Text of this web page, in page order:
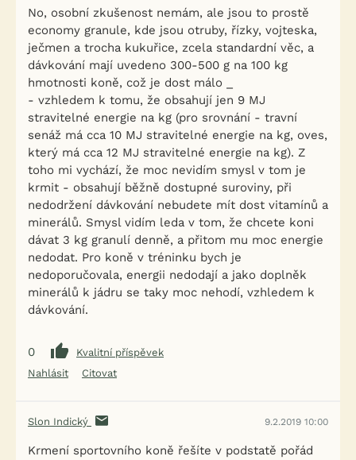
No, osobní zkušenost nemám, ale jsou to prostě
economy granule, kde jsou otruby, řízky, vojteska,
ječmen a trocha kukuřice, zcela standardní věc, a
dávkování mají uvedeno 300-500 g na 100 kg
hmotnosti koně, což je dost málo _
- vzhledem k tomu, že obsahují jen 9 MJ
stravitelné energie na kg (pro srovnání - travní
senáž má cca 10 MJ stravitelné energie na kg, oves,
který má cca 12 MJ stravitelné energie na kg). Z
toho mi vychází, že moc nevidím smysl v tom je
krmit - obsahují běžně dostupné suroviny, při
nedodržení dávkování nebudete mít dost vitamínů a
minerálů. Smysl vidím leda v tom, že chcete koni
dávat 3 kg granulí denně, a přitom mu moc energie
nedodat. Pro koně v tréninku bych je
nedoporučovala, energii nedodají a jako doplněk
minerálů k jádru se taky moc nehodí, vzhledem k
dávkování.
0
Kvalitní příspěvek
Nahlásit
Citovat
Slon Indický 9.2.2019 10:00
Krmení sportovního koně řešíte v podstatě pořád